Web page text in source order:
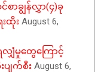
ာချွန်လွှာ(၄)ခု
ထိုး August 6,
လျှံမှုတွေကြောင့်
ပျက်စီး August 6,